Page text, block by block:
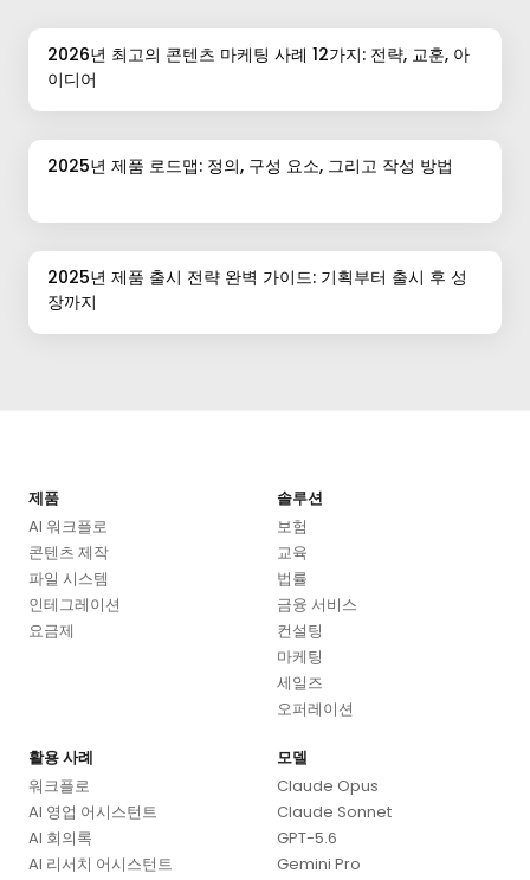
2026년 최고의 콘텐츠 마케팅 사례 12가지: 전략, 교훈, 아
이디어
2025년 제품 로드맵: 정의, 구성 요소, 그리고 작성 방법
2025년 제품 출시 전략 완벽 가이드: 기획부터 출시 후 성
장까지
제품
AI 워크플로
콘텐츠 제작
파일 시스템
인테그레이션
요금제
솔루션
보험
교육
법률
금융 서비스
컨설팅
마케팅
세일즈
오퍼레이션
활용 사례
워크플로
AI 영업 어시스턴트
AI 회의록
AI 리서치 어시스턴트
모델
Claude Opus
Claude Sonnet
GPT-5.6
Gemini Pro